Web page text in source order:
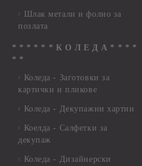
Шлак метали и фолио за
позлата
* * * * * * К О Л Е Д А * * * *
* *
Коледа - Заготовки за
картички и пликове
Коледа - Декупажни хартии
Коелда - Салфетки за
декупаж
Коледа - Дизайнерски